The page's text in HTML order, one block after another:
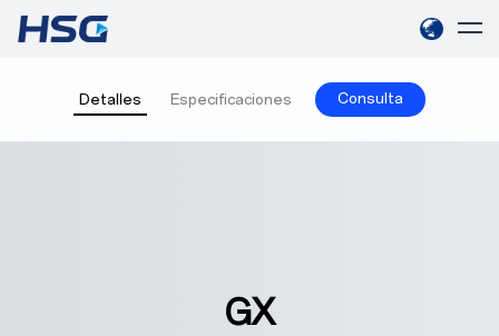
Detalles Especificaciones Consulta
GX